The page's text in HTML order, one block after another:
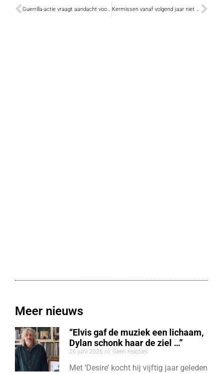
Meer nieuws
“Elvis gaf de muziek een lichaam,
Dylan schonk haar de ziel …”
26 juni 2026 Geen reacties
Met ‘Desire’ kocht hij vijftig jaar geleden